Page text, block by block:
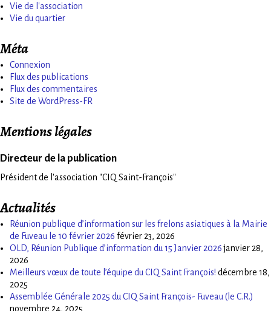
Vie de l'association
Vie du quartier
Méta
Connexion
Flux des publications
Flux des commentaires
Site de WordPress-FR
Mentions légales
Directeur de la publication
Président de l'association "CIQ Saint-François"
Actualités
Réunion publique d’information sur les frelons asiatiques à la Mairie
de Fuveau le 10 février 2026 février 23, 2026
OLD, Réunion Publique d’information du 15 Janvier 2026 janvier 28,
2026
Meilleurs vœux de toute l’équipe du CIQ Saint François! décembre 18,
2025
Assemblée Générale 2025 du CIQ Saint François- Fuveau (le C.R.)
novembre 24, 2025